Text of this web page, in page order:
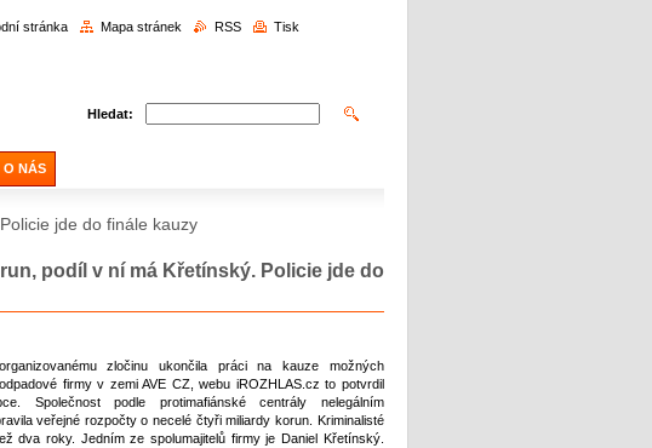
Hledat:
stránka Mapa stránek RSS Tisk
O NÁS
jde do finále kauzy
podíl v ní má Křetínský. Policie jde do
zločinu ukončila práci na kauze možných
firmy v zemi AVE CZ, webu iROZHLAS.cz to potvrdil
Společnost podle protimafiánské centrály nelegálním
veřejné rozpočty o necelé čtyři miliardy korun. Kriminalisté
dva roky. Jedním ze spolumajitelů firmy je Daniel Křetínský.